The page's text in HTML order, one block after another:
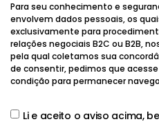
Para seu conhecimento e
envolvem dados pessoais, os
exclusivamente para
relações negociais B2C ou B2B,
pela qual coletamos sua
de consentir, pedimos que
condição para permanecer
Li e aceito o aviso acima,